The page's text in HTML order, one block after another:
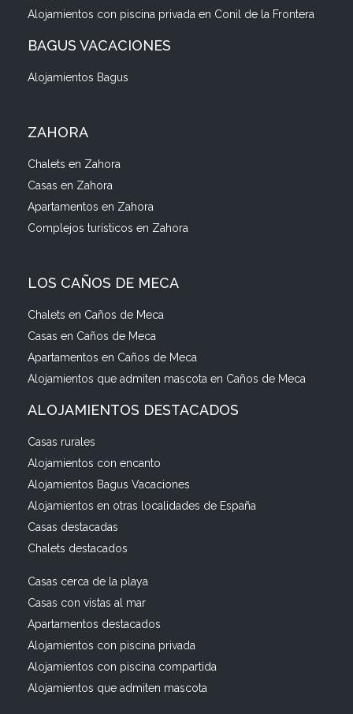
Alojamientos con piscina privada en Conil de la Frontera
BAGUS VACACIONES
Alojamientos Bagus
ZAHORA
Chalets en Zahora
Casas en Zahora
Apartamentos en Zahora
Complejos turísticos en Zahora
LOS CAÑOS DE MECA
Chalets en Caños de Meca
Casas en Caños de Meca
Apartamentos en Caños de Meca
Alojamientos que admiten mascota en Caños de Meca
ALOJAMIENTOS DESTACADOS
Casas rurales
Alojamientos con encanto
Alojamientos Bagus Vacaciones
Alojamientos en otras localidades de España
Casas destacadas
Chalets destacados
Casas cerca de la playa
Casas con vistas al mar
Apartamentos destacados
Alojamientos con piscina privada
Alojamientos con piscina compartida
Alojamientos que admiten mascota